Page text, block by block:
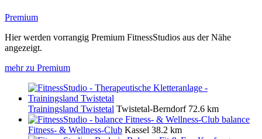
Premium
Hier werden vorrangig Premium FitnessStudios aus der Nähe
angezeigt.
mehr zu Premium
Trainingsland Twistetal Twistetal-Berndorf 72.6 km
balance
Fitness- & Wellness-Club Kassel 38.2 km